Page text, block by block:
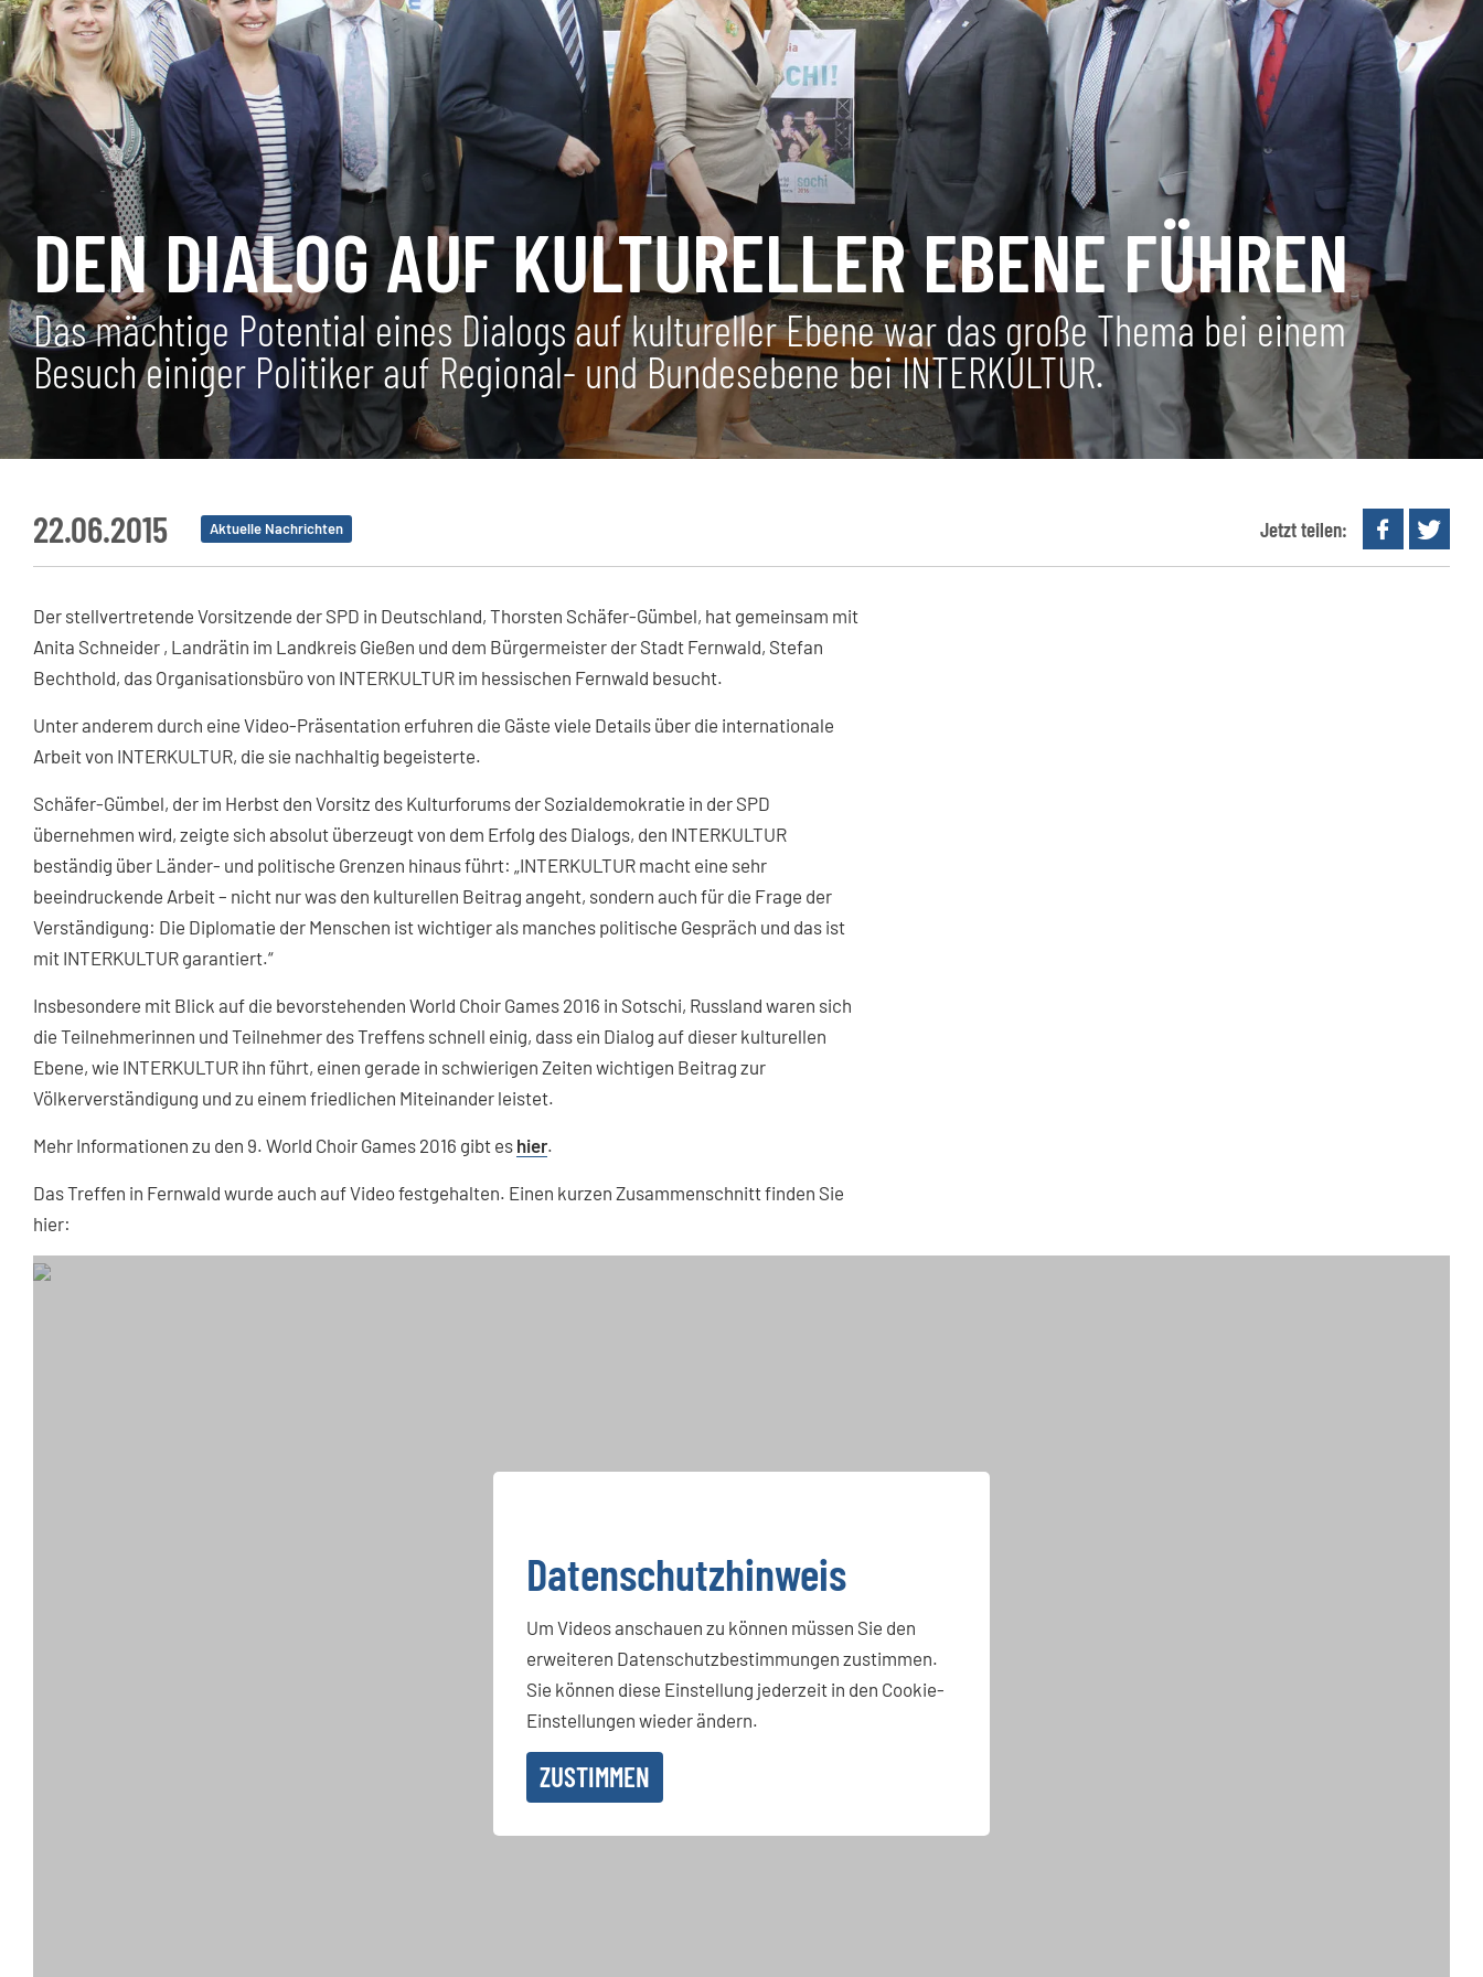
DEN DIALOG AUF KULTURELLER EBENE FÜHREN
Das mächtige Potential eines Dialogs auf kultureller Ebene war das große Thema bei einem
Besuch einiger Politiker auf Regional- und Bundesebene bei INTERKULTUR.
22.06.2015 Aktuelle Nachrichten Jetzt teilen:
Der stellvertretende Vorsitzende der SPD in Deutschland, Thorsten Schäfer-Gümbel, hat gemeinsam mit
Anita Schneider , Landrätin im Landkreis Gießen und dem Bürgermeister der Stadt Fernwald, Stefan
Bechthold, das Organisationsbüro von INTERKULTUR im hessischen Fernwald besucht.
Unter anderem durch eine Video-Präsentation erfuhren die Gäste viele Details über die internationale
Arbeit von INTERKULTUR, die sie nachhaltig begeisterte.
Schäfer-Gümbel, der im Herbst den Vorsitz des Kulturforums der Sozialdemokratie in der SPD
übernehmen wird, zeigte sich absolut überzeugt von dem Erfolg des Dialogs, den INTERKULTUR
beständig über Länder- und politische Grenzen hinaus führt: „INTERKULTUR macht eine sehr
beeindruckende Arbeit – nicht nur was den kulturellen Beitrag angeht, sondern auch für die Frage der
Verständigung: Die Diplomatie der Menschen ist wichtiger als manches politische Gespräch und das ist
mit INTERKULTUR garantiert.“
Insbesondere mit Blick auf die bevorstehenden World Choir Games 2016 in Sotschi, Russland waren sich
die Teilnehmerinnen und Teilnehmer des Treffens schnell einig, dass ein Dialog auf dieser kulturellen
Ebene, wie INTERKULTUR ihn führt, einen gerade in schwierigen Zeiten wichtigen Beitrag zur
Völkerverständigung und zu einem friedlichen Miteinander leistet.
Mehr Informationen zu den 9. World Choir Games 2016 gibt es hier.
Das Treffen in Fernwald wurde auch auf Video festgehalten. Einen kurzen Zusammenschnitt finden Sie
hier:
Datenschutzhinweis
Um Videos anschauen zu können müssen Sie den
erweiteren Datenschutzbestimmungen zustimmen.
Sie können diese Einstellung jederzeit in den Cookie-
Einstellungen wieder ändern.
ZUSTIMMEN